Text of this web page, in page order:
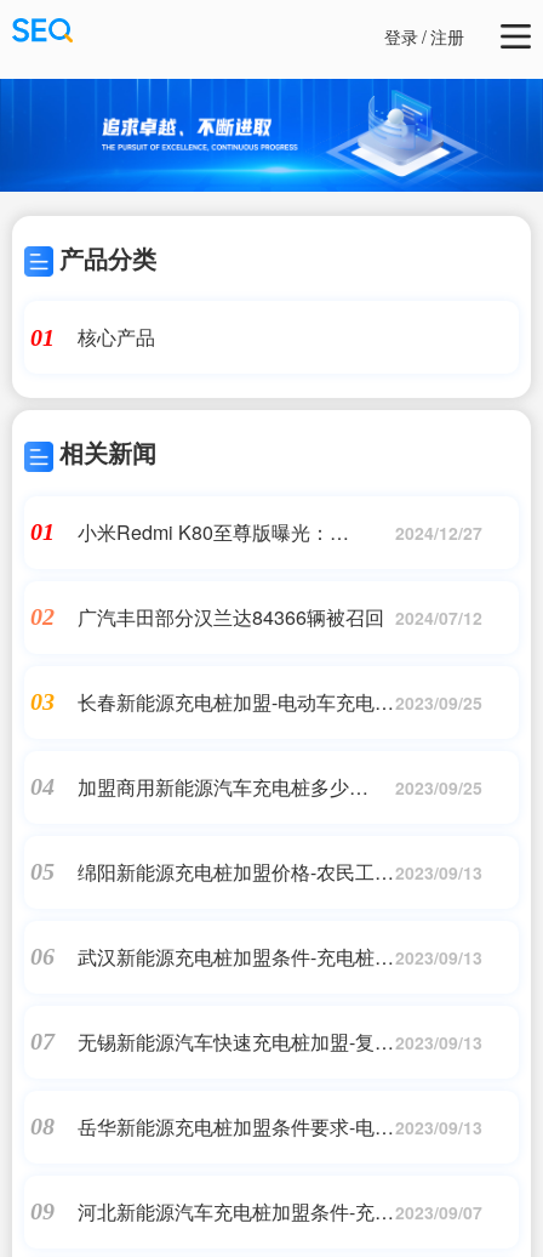
登录/注册
产品分类
01 核心产品
相关新闻
01
小米Redmi K80至尊版曝光：
2024/12/27
02 广汽丰田部分汉兰达84366辆被召回 2024/07/12
03
长春新能源充电桩加盟-电动车充电桩 2023/09/25
04
加盟商用新能源汽车充电桩多少
2023/09/25
05
绵阳新能源充电桩加盟价格-农民工返 2023/09/13
06
武汉新能源充电桩加盟条件-充电桩加 2023/09/13
07
无锡新能源汽车快速充电桩加盟-复
2023/09/13
08
岳华新能源充电桩加盟条件要求-电动 2023/09/13
09
河北新能源汽车充电桩加盟条件-充电 2023/09/07